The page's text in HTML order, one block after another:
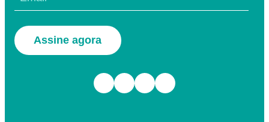
Assine agora
Facebook Instagram TikTok Youtube